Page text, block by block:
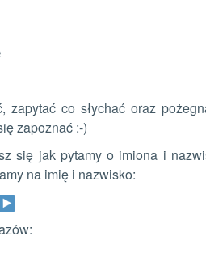
zapytać co słychać oraz
zapoznać :-)
się jak pytamy o imiona i
na imię i nazwisko: